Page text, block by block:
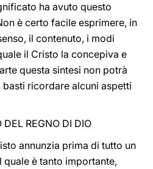
ha avuto questo
è certo facile esprimere, in
il contenuto, i modi
il Cristo la concepiva e
questa sintesi non potrà
basti ricordare alcuni aspetti
REGNO DI DIO
annunzia prima di tutto un
quale è tanto importante,